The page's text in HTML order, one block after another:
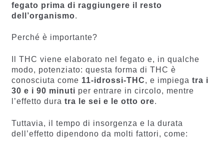
fegato prima di raggiungere il resto
dell’organismo.
Perché è importante?
Il THC viene elaborato nel fegato e, in qualche
modo, potenziato: questa forma di THC è
conosciuta come 11-idrossi-THC, e impiega tra i
30 e i 90 minuti per entrare in circolo, mentre
l’effetto dura tra le sei e le otto ore.
Tuttavia, il tempo di insorgenza e la durata
dell’effetto dipendono da molti fattori, come: